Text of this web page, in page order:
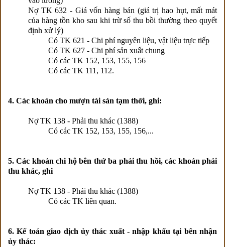
Nợ TK 632 - Giá vốn hàng bán (giá trị hao hụt, mất mát
của hàng tồn kho sau khi trừ số thu bồi thường theo quyết
định xử lý)
Có TK 621 - Chi phí nguyên liệu, vật liệu trực tiếp
Có TK 627 - Chi phí sản xuất chung
Có các TK 152, 153, 155, 156
Có các TK 111, 112.
4. Các khoản cho mượn tài sản tạm thời, ghi:
Nợ TK 138 - Phải thu khác (1388)
Có các TK 152, 153, 155, 156,...
5. Các khoản chi hộ bên thứ ba phải thu hồi, các khoản phải
thu khác, ghi
Nợ TK 138 - Phải thu khác (1388)
Có các TK liên quan.
6. Kế toán giao dịch ủy thác xuất - nhập khẩu tại bên nhận
ủy thác: